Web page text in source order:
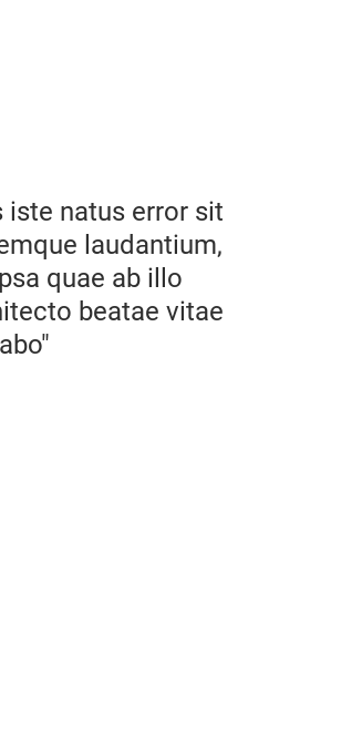
iste natus error sit
laudantium,
quae ab illo
beatae vitae